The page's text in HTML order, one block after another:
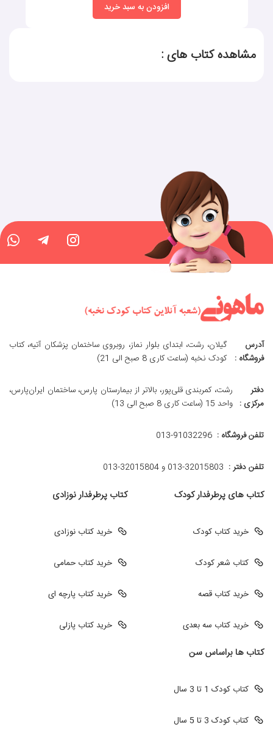
افزودن به سبد خرید
مشاهده کتاب های :
آدرس
فروشگاه :
گیلان، رشت، ابتدای بلوار نماز، روبروی ساختمان پزشکان آتیه، کتاب
کودک نخبه (ساعت کاری 8 صبح الی 21)
دفتر
مرکزی :
رشت، کمربندی قلی‌پور، بالاتر از بیمارستان پارس، ساختمان ایران‌پارس،
واحد 15 (ساعت کاری 8 صبح الی 13)
تلفن فروشگاه : 013-91032296
تلفن دفتر : 013-32015803 و 32015804-013
کتاب های پرطرفدار کودک
خرید کتاب کودک
کتاب شعر کودک
خرید کتاب قصه
خرید کتاب سه بعدی
کتاب پرطرفدار نوزادی
خرید کتاب نوزادی
خرید کتاب حمامی
خرید کتاب پارچه ای
خرید کتاب پازلی
کتاب ها براساس سن
کتاب کودک 1 تا 3 سال
کتاب کودک 3 تا 5 سال